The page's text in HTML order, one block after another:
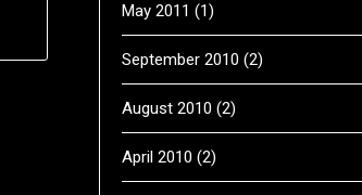
May 2011 (1)
September 2010 (2)
August 2010 (2)
April 2010 (2)